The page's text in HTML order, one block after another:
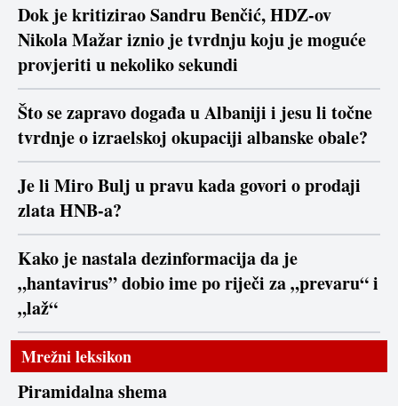
Dok je kritizirao Sandru Benčić, HDZ-ov
Nikola Mažar iznio je tvrdnju koju je moguće
provjeriti u nekoliko sekundi
Što se zapravo događa u Albaniji i jesu li točne
tvrdnje o izraelskoj okupaciji albanske obale?
Je li Miro Bulj u pravu kada govori o prodaji
zlata HNB-a?
Kako je nastala dezinformacija da je
„hantavirus” dobio ime po riječi za „prevaru“ i
„laž“
Mrežni leksikon
Piramidalna shema